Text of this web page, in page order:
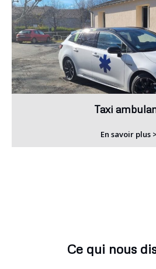
Taxi
En savoir plus
Ce qui nous